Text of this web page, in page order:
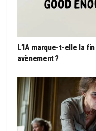
L’IA marque-t-elle la
avènement ?